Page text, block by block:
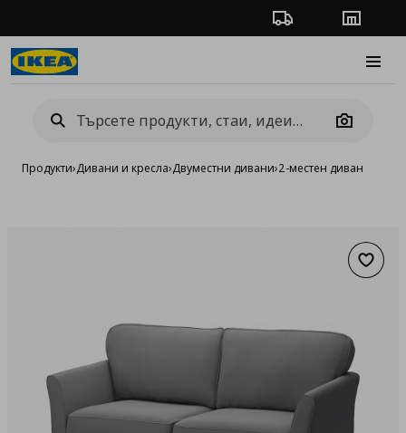
Проследяване на
Camera
Продукти›Дивани и кресла›Двуместни дивани›2-местен диван